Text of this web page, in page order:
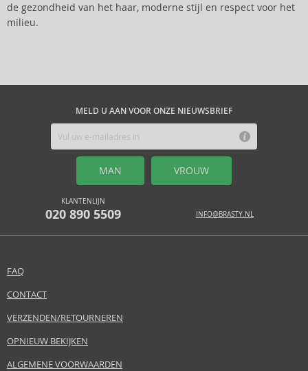
de gezondheid van het haar, moderne stijl en respect voor het
milieu.
MELD U AAN VOOR ONZE NIEUWSBRIEF
MAN VROUW
KLANTENLIJN
020 890 5509 INFO@BRASTY.NL
FAQ
CONTACT
VERZENDEN/RETOURNEREN
OPNIEUW BEKIJKEN
ALGEMENE VOORWAARDEN